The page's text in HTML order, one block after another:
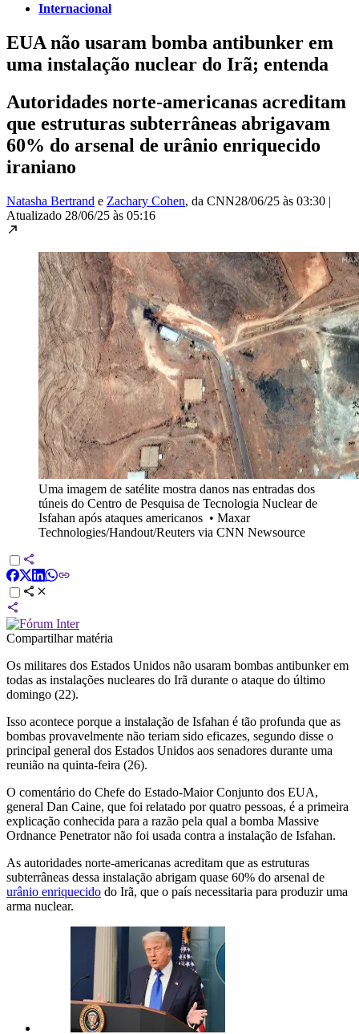
Internacional
EUA não usaram bomba antibunker em
uma instalação nuclear do Irã; entenda
Autoridades norte-americanas acreditam
que estruturas subterrâneas abrigavam
60% do arsenal de urânio enriquecido
iraniano
Natasha Bertrand e Zachary Cohen, da CNN28/06/25 às 03:30 |
Atualizado 28/06/25 às 05:16
Uma imagem de satélite mostra danos nas entradas dos
túneis do Centro de Pesquisa de Tecnologia Nuclear de
Isfahan após ataques americanos • Maxar
Technologies/Handout/Reuters via CNN Newsource
Compartilhar matéria
Os militares dos Estados Unidos não usaram bombas antibunker em
todas as instalações nucleares do Irã durante o ataque do último
domingo (22).
Isso acontece porque a instalação de Isfahan é tão profunda que as
bombas provavelmente não teriam sido eficazes, segundo disse o
principal general dos Estados Unidos aos senadores durante uma
reunião na quinta-feira (26).
O comentário do Chefe do Estado-Maior Conjunto dos EUA,
general Dan Caine, que foi relatado por quatro pessoas, é a primeira
explicação conhecida para a razão pela qual a bomba Massive
Ordnance Penetrator não foi usada contra a instalação de Isfahan.
As autoridades norte-americanas acreditam que as estruturas
subterrâneas dessa instalação abrigam quase 60% do arsenal de
urânio enriquecido do Irã, que o país necessitaria para produzir uma
arma nuclear.